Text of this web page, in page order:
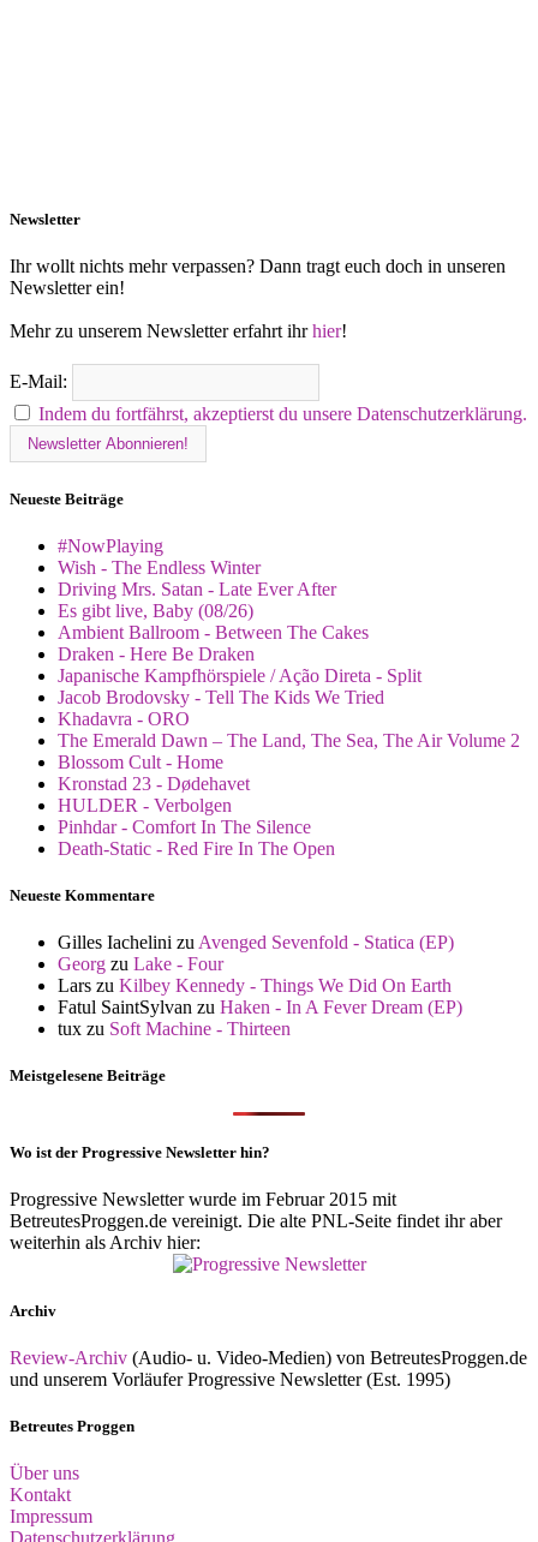
Newsletter
Ihr wollt nichts mehr verpassen? Dann tragt euch doch in unseren
Newsletter ein!
Mehr zu unserem Newsletter erfahrt ihrhier!
E-Mail:
Indem du fortfährst, akzeptierst du unsere Datenschutzerklärung.
Neueste Beiträge
#NowPlaying
Wish - The Endless Winter
Driving Mrs. Satan - Late Ever After
Es gibt live, Baby (08/26)
Ambient Ballroom - Between The Cakes
Draken - Here Be Draken
Japanische Kampfhörspiele / Ação Direta - Split
Jacob Brodovsky - Tell The Kids We Tried
Khadavra - ORO
The Emerald Dawn – The Land, The Sea, The Air Volume 2
Blossom Cult - Home
Kronstad 23 - Dødehavet
HULDER - Verbolgen
Pinhdar - Comfort In The Silence
Death-Static - Red Fire In The Open
Neueste Kommentare
Gilles Iachelini zu Avenged Sevenfold - Statica (EP)
Georg zu Lake - Four
Lars zu Kilbey Kennedy - Things We Did On Earth
Fatul SaintSylvan zu Haken - In A Fever Dream (EP)
tux zu Soft Machine - Thirteen
Meistgelesene Beiträge
Wo ist der Progressive Newsletter hin?
Progressive Newsletter wurde im Februar 2015 mit
BetreutesProggen.de vereinigt. Die alte PNL-Seite findet ihr aber
weiterhin als Archiv hier:
Archiv
Review-Archiv (Audio- u. Video-Medien) von BetreutesProggen.de
und unserem Vorläufer Progressive Newsletter (Est. 1995)
Betreutes Proggen
Über uns
Kontakt
Impressum